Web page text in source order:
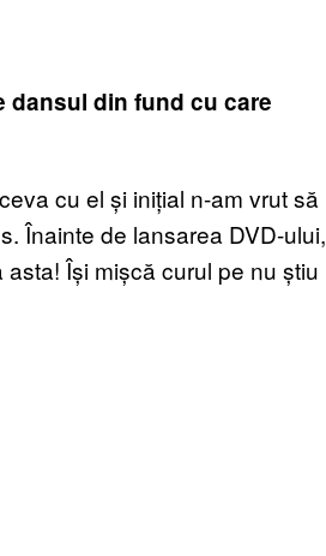
dansul din fund cu care
cu el și inițial n-am vrut să
Înainte de lansarea DVD-ului,
Își mișcă curul pe nu știu